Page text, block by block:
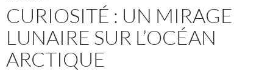
CURIOSITÉ : UN MIRAGE
LUNAIRE SUR L’OCÉAN
ARCTIQUE